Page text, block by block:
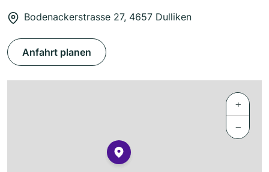
Bodenackerstrasse 27, 4657 Dulliken
Anfahrt planen
+
−